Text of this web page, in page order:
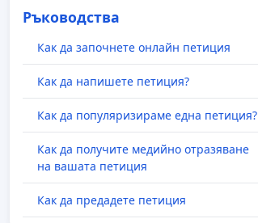
Ръководства
Как да започнете онлайн петиция
Как да напишете петиция?
Как да популяризираме една петиция?
Как да получите медийно отразяване
на вашата петиция
Как да предадете петиция